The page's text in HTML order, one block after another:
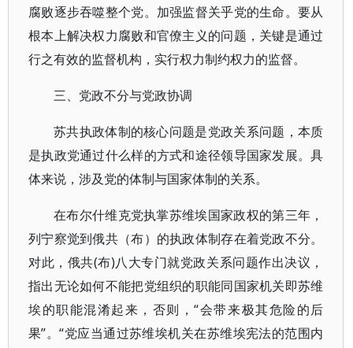
腐败逐步吞噬整个党。加强监督关乎党的生命。要从
根本上解决权力腐败和官僚主义的问题，关键是通过
行之有效的监督机构，实行权力制约权力的监督。
三、党政不分与党政协调
苏共执政体制的核心问题是党政关系问题，本质
是执政党通过什么样的方式和途径领导国家发展。具
体来说，涉及党的体制与国家体制的关系。
在布尔什维克党执掌苏维埃国家政权的第三年，
列宁察觉到俄共（布）的执政体制存在着党政不分。
对此，俄共(布)八大专门就党政关系问题作出决议，
指出无论如何不能把党组织的职能同国家机关即苏维
埃的职能混淆起来，否则，“会带来极其危险的后
果”。“党应当通过苏维埃机关在苏维埃宪法的范围内